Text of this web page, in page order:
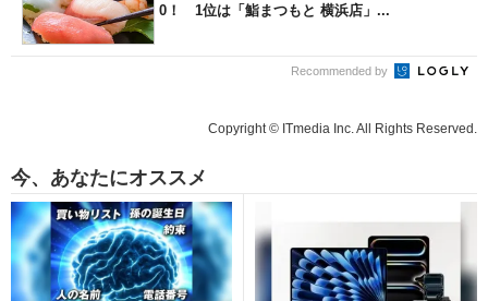
0！ 1位は「鮨まつもと 横浜店」...
Recommended by
Copyright © ITmedia Inc. All Rights Reserved.
今、あなたにオススメ